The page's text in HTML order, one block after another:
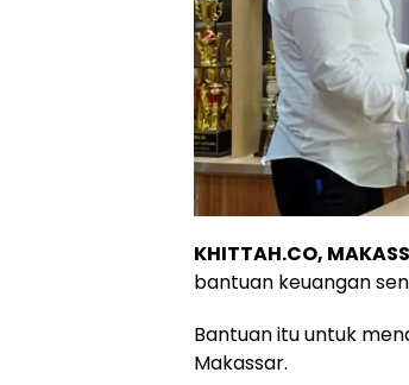
KHITTAH.CO,
bantuan keuangan
Bantuan itu untuk
Makassar.